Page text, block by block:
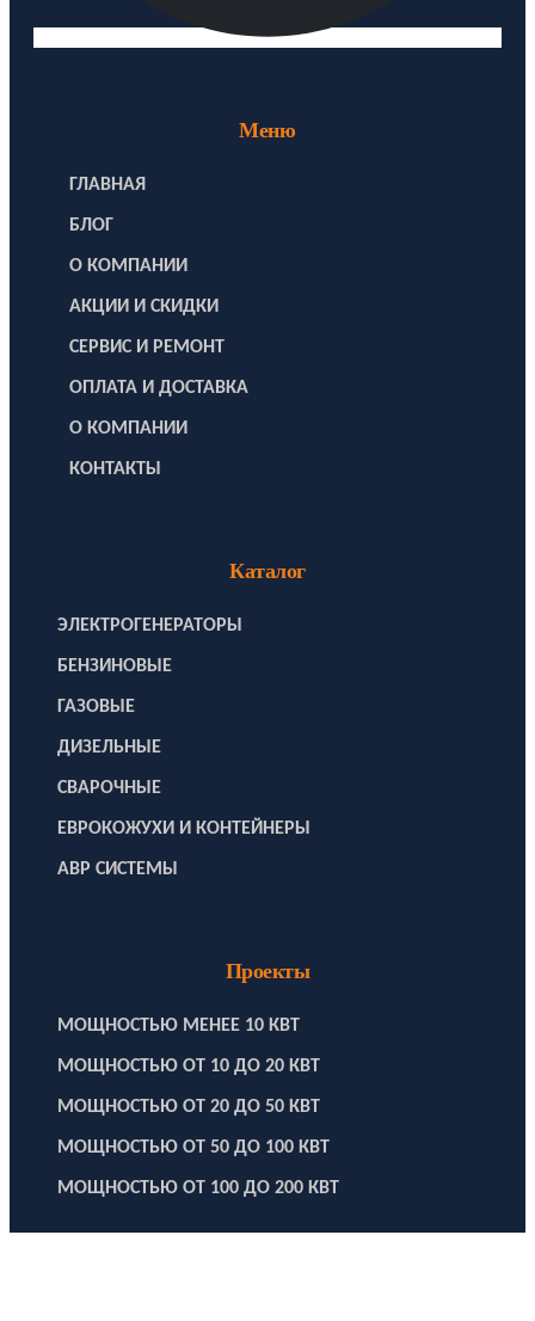
Меню
ГЛАВНАЯ
БЛОГ
О КОМПАНИИ
АКЦИИ И СКИДКИ
СЕРВИС И РЕМОНТ
ОПЛАТА И ДОСТАВКА
О КОМПАНИИ
КОНТАКТЫ
Каталог
ЭЛЕКТРОГЕНЕРАТОРЫ
БЕНЗИНОВЫЕ
ГАЗОВЫЕ
ДИЗЕЛЬНЫЕ
СВАРОЧНЫЕ
ЕВРОКОЖУХИ И КОНТЕЙНЕРЫ
АВР СИСТЕМЫ
Проекты
МОЩНОСТЬЮ МЕНЕЕ 10 КВТ
МОЩНОСТЬЮ ОТ 10 ДО 20 КВТ
МОЩНОСТЬЮ ОТ 20 ДО 50 КВТ
МОЩНОСТЬЮ ОТ 50 ДО 100 КВТ
МОЩНОСТЬЮ ОТ 100 ДО 200 КВТ